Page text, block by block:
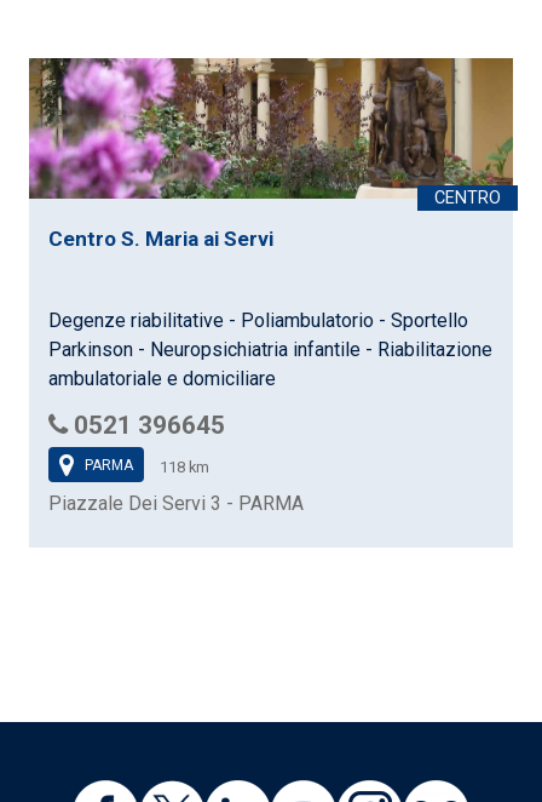
Centro S. Maria ai Servi
Degenze riabilitative - Poliambulatorio - Sportello
Parkinson - Neuropsichiatria infantile - Riabilitazione
ambulatoriale e domiciliare
0521 396645
PARMA 118 km
Piazzale Dei Servi 3 - PARMA